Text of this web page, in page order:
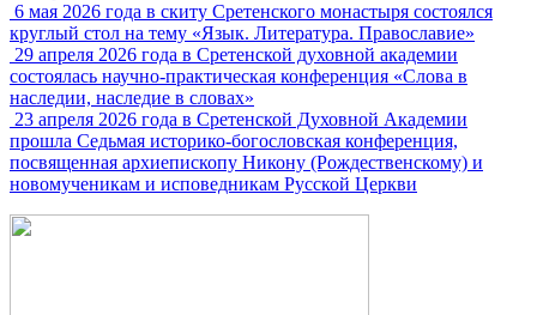
6 мая 2026 года в скиту Сретенского монастыря состоялся
круглый стол на тему «Язык. Литература. Православие»
29 апреля 2026 года в Сретенской духовной академии
состоялась научно-практическая конференция «Слова в
наследии, наследие в словах»
23 апреля 2026 года в Сретенской Духовной Академии
прошла Седьмая историко-богословская конференция,
посвященная архиепископу Никону (Рождественскому) и
новомученикам и исповедникам Русской Церкви